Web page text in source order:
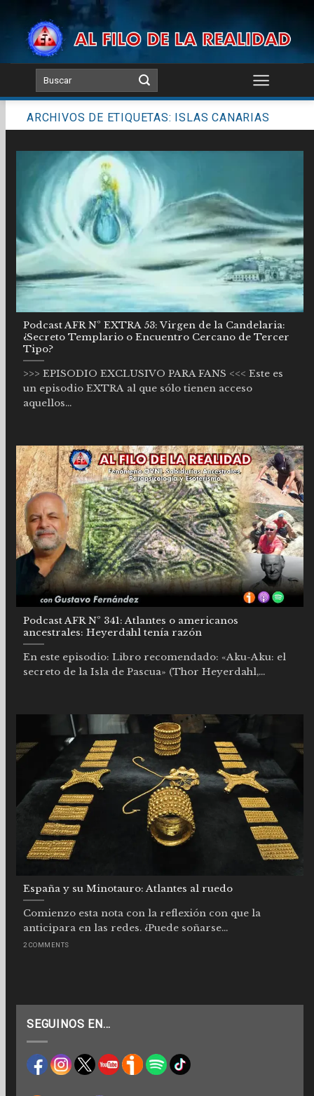
content
ARCHIVOS DE ETIQUETAS: ISLAS CANARIAS
Podcast AFR Nº EXTRA 53: Virgen de la Candelaria:
¿Secreto Templario o Encuentro Cercano de Tercer
Tipo?
>>> EPISODIO EXCLUSIVO PARA FANS <<< Este es
un episodio EXTRA al que sólo tienen acceso
aquellos...
Podcast AFR Nº 341: Atlantes o americanos
ancestrales: Heyerdahl tenía razón
En este episodio: Libro recomendado: «Aku-Aku: el
secreto de la Isla de Pascua» (Thor Heyerdahl,...
España y su Minotauro: Atlantes al ruedo
Comienzo esta nota con la reflexión con que la
anticipara en las redes. ¿Puede soñarse...
2 COMMENTS
SEGUINOS EN…